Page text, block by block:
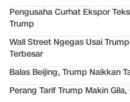
Pengusaha Curhat Ekspor
Trump
Wall Street Ngegas Usai
Terbesar
Balas Beijing, Trump Naikkan
Perang Tarif Trump Makin